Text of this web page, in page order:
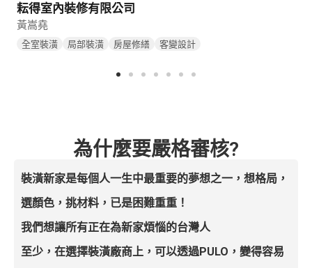
耘得室內裝修有限公司
黃嵩堯
全室裝潢 局部裝潢 房屋修繕 客變設計
為什麼要嚴格審核?
裝潢新家是每個人一生中最重要的夢想之一，想格局，
選顏色，挑材料，已是困難重重！
我們想讓所有正在為新家煩惱的台灣人
至少，在選擇裝潢廠商上，可以透過PULO，變得容易